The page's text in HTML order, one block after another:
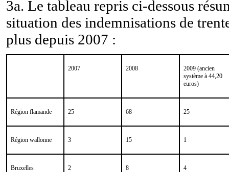
3a. Le tableau repris ci-dessous
situation des indemnisations de
plus depuis 2007 :
2007 2008
2009 (ancien
système à 44,20
euros)
Région flamande 25 68 25
Région wallonne 3 15 1
Bruxelles 2 8 4